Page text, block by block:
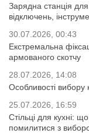
Зарядна станція
відключень,
30.07.2026, 00:43
Екстремальна
армованого скотчу
28.07.2026, 14:08
Особливості вибору
25.07.2026, 16:59
Стільці для кухні:
помилитися з